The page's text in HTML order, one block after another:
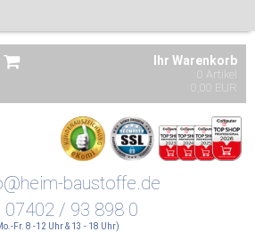
Ihr Warenkorb
0 Artikel
0,00 EUR
baustoffe.de
07402 / 93 898 0
Fr. 8 -12 Uhr & 13 - 18 Uhr)